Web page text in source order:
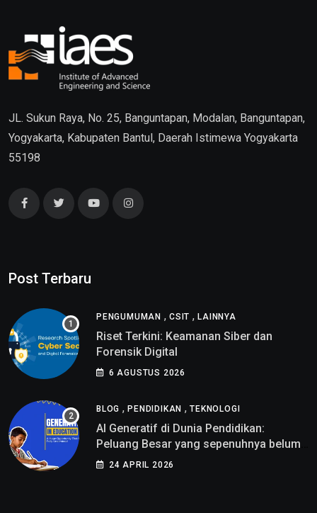
JL. Sukun Raya, No. 25, Banguntapan, Modalan, Banguntapan,
Yogyakarta, Kabupaten Bantul, Daerah Istimewa Yogyakarta
55198
Post Terbaru
PENGUMUMAN , CSIT ,LAINNYA
Riset Terkini: Keamanan Siber dan
Forensik Digital
6 AGUSTUS 2026
BLOG ,PENDIDIKAN ,TEKNOLOGI
AI Generatif di Dunia Pendidikan:
Peluang Besar yang sepenuhnya belum
di pahami
24 APRIL 2026